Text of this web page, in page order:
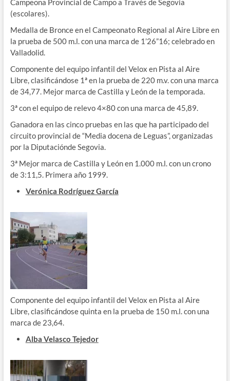
Campeona Provincial de Campo a Través de Segovia
(escolares).
Medalla de Bronce en el Campeonato Regional al Aire Libre en
la prueba de 500 m.l. con una marca de 1’26”16; celebrado en
Valladolid.
Componente del equipo infantil del Velox en Pista al Aire
Libre, clasificándose 1ª en la prueba de 220 m.v. con una marca
de 34,77. Mejor marca de Castilla y León de la temporada.
3ª con el equipo de relevo 4×80 con una marca de 45,89.
Ganadora en las cinco pruebas en las que ha participado del
circuito provincial de “Media docena de Leguas”, organizadas
por la Diputaciónde Segovia.
3ª Mejor marca de Castilla y León en 1.000 m.l. con un crono
de 3:11,5. Primera año 1999.
Verónica Rodríguez García
Componente del equipo infantil del Velox en Pista al Aire
Libre, clasificándose quinta en la prueba de 150 m.l. con una
marca de 23,64.
Alba Velasco Tejedor